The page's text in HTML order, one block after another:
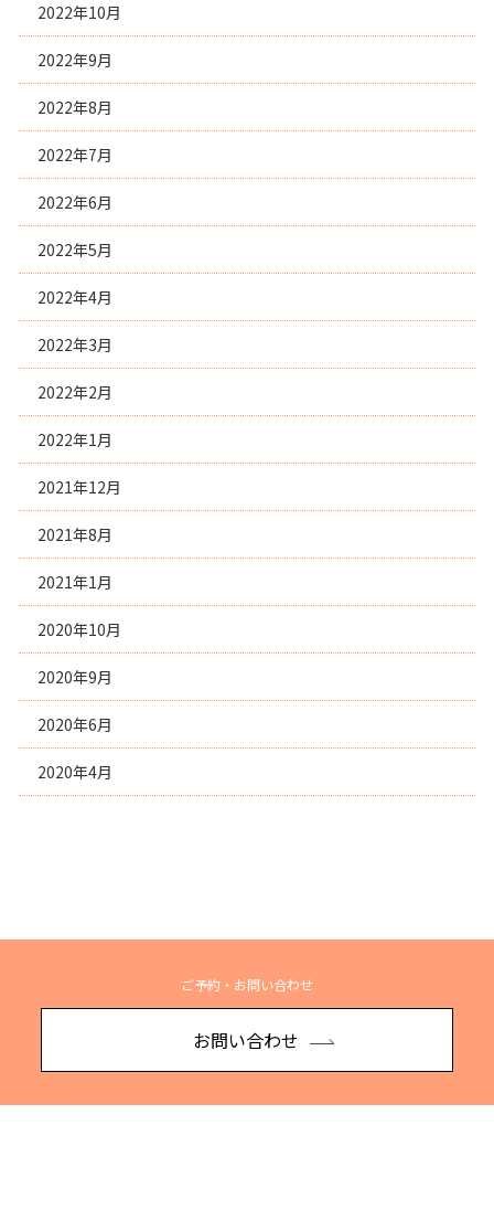
2022年10月
2022年9月
2022年8月
2022年7月
2022年6月
2022年5月
2022年4月
2022年3月
2022年2月
2022年1月
2021年12月
2021年8月
2021年1月
2020年10月
2020年9月
2020年6月
2020年4月
ご予約・お問い合わせ
お問い合わせ